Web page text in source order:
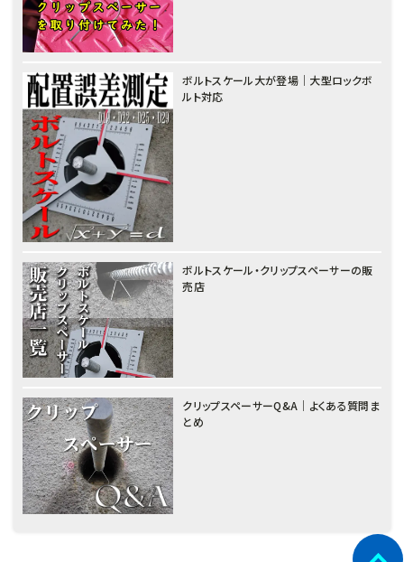
ボルトスケール大が登場｜大型ロックボ
ルト対応
ボルトスケール・クリップスペーサーの販
売店
クリップスペーサーQ&A｜よくある質問ま
とめ